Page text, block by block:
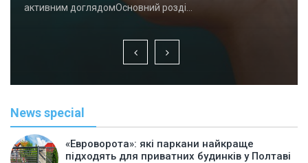
активним доглядомОсновний розді…
News special
«Евроворота»: які паркани найкраще
підходять для приватних будинків у Полтаві